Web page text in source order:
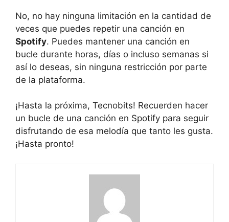
No, no hay ninguna limitación en ⁢la cantidad de
⁣veces que puedes repetir ⁤una canción en
Spotify. ⁣Puedes⁣ mantener una ⁢canción ⁢en⁣
bucle durante horas, días ‍o ⁤incluso ⁤semanas​ si
así lo deseas, ⁢sin ninguna restricción por‌ parte
de la plataforma.⁢
¡Hasta la ⁣próxima, ‌Tecnobits!‌ Recuerden hacer
un bucle de una⁤ canción en Spotify para ‌seguir‍
disfrutando ⁢de esa melodía que tanto les gusta.‍
¡Hasta pronto!